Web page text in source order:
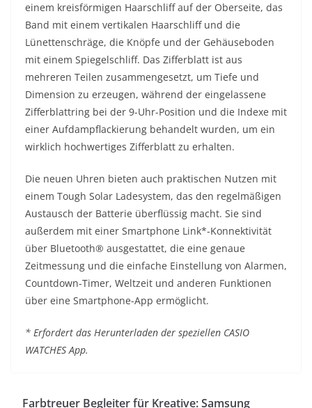
einem kreisförmigen Haarschliff auf der Oberseite, das
Band mit einem vertikalen Haarschliff und die
Lünettenschräge, die Knöpfe und der Gehäuseboden
mit einem Spiegelschliff. Das Zifferblatt ist aus
mehreren Teilen zusammengesetzt, um Tiefe und
Dimension zu erzeugen, während der eingelassene
Zifferblattring bei der 9-Uhr-Position und die Indexe mit
einer Aufdampflackierung behandelt wurden, um ein
wirklich hochwertiges Zifferblatt zu erhalten.
Die neuen Uhren bieten auch praktischen Nutzen mit
einem Tough Solar Ladesystem, das den regelmäßigen
Austausch der Batterie überflüssig macht. Sie sind
außerdem mit einer Smartphone Link*-Konnektivität
über Bluetooth® ausgestattet, die eine genaue
Zeitmessung und die einfache Einstellung von Alarmen,
Countdown-Timer, Weltzeit und anderen Funktionen
über eine Smartphone-App ermöglicht.
* Erfordert das Herunterladen der speziellen CASIO
WATCHES App.
Farbtreuer Begleiter für Kreative: Samsung